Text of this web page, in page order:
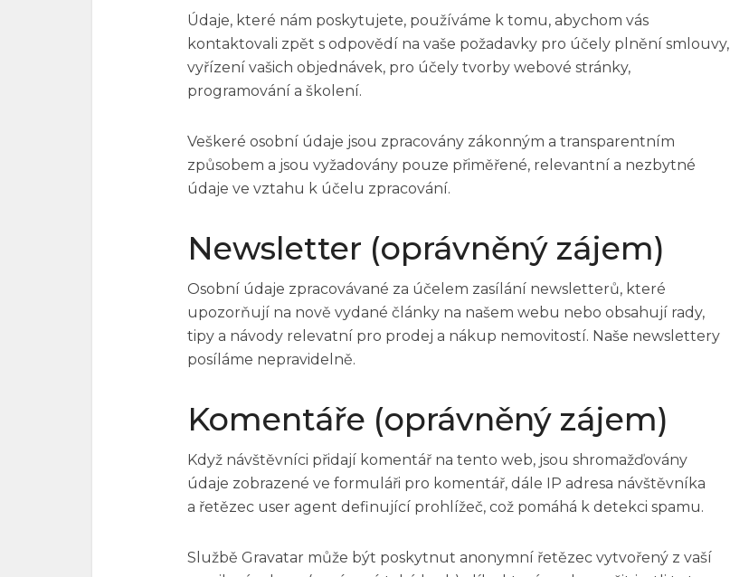
Údaje, které nám poskytujete, používáme k tomu, abychom vás
kontaktovali zpět s odpovědí na vaše požadavky pro účely plnění smlouvy,
vyřízení vašich objednávek, pro účely tvorby webové stránky,
programování a školení.
Veškeré osobní údaje jsou zpracovány zákonným a transparentním
způsobem a jsou vyžadovány pouze přiměřené, relevantní a nezbytné
údaje ve vztahu k účelu zpracování.
Newsletter (oprávněný zájem)
Osobní údaje zpracovávané za účelem zasílání newsletterů, které
upozorňují na nově vydané články na našem webu nebo obsahují rady,
tipy a návody relevatní pro prodej a nákup nemovitostí. Naše newslettery
posíláme nepravidelně.
Komentáře (oprávněný zájem)
Když návštěvníci přidají komentář na tento web, jsou shromažďovány
údaje zobrazené ve formuláři pro komentář, dále IP adresa návštěvníka
a řetězec user agent definující prohlížeč, což pomáhá k detekci spamu.
Službě Gravatar může být poskytnut anonymní řetězec vytvořený z vaší